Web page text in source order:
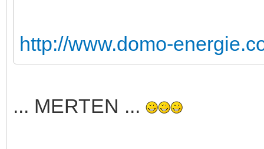
http://www.domo-
... MERTEN ...